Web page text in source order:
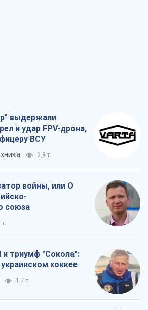
выдержали
и удар FPV-дрона,
ВСУ
3,8 т.
войны, или О
союза
т.
триумф "Сокола":
хоккее
1,7 т.